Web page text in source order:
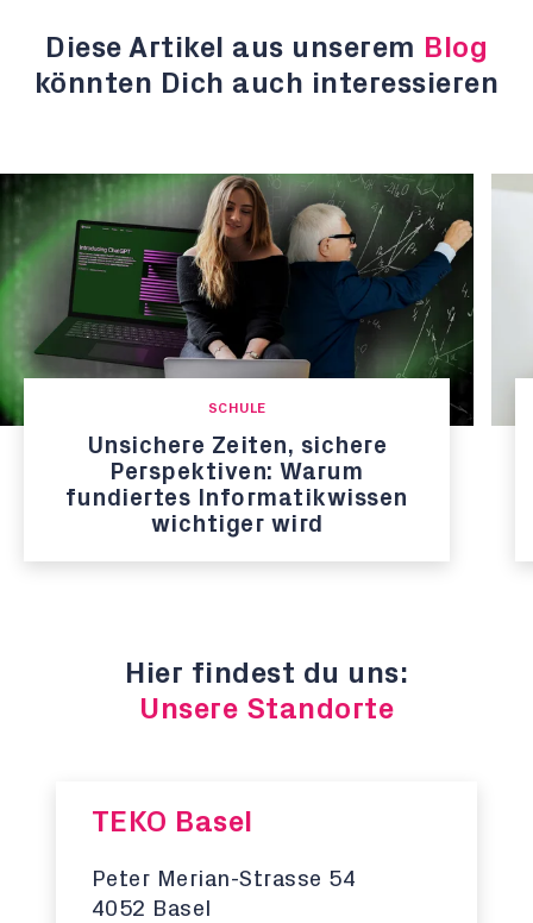
Diese Artikel aus unserem Blog
könnten Dich auch interessieren
SCHULE
Unsichere Zeiten, sichere
Perspektiven: Warum
fundiertes Informatikwissen
wichtiger wird
Hier findest du uns:
Unsere Standorte
TEKO Basel
Peter Merian-Strasse 54
4052 Basel